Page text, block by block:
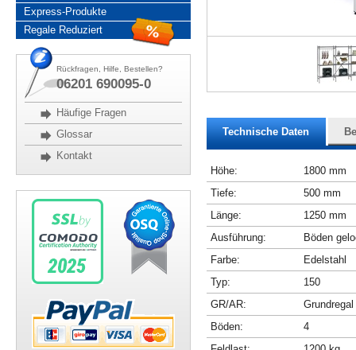
Express-Produkte
Regale Reduziert
Rückfragen, Hilfe, Bestellen?
06201 690095-0
Häufige Fragen
Glossar
Kontakt
Technische Daten
Höhe:
1800 mm
Tiefe:
500 mm
Länge:
1250 mm
Ausführung:
Böden
Farbe:
Edelstahl
Typ:
150
GR/AR:
Grundregal
Böden:
4